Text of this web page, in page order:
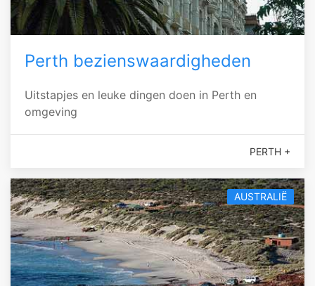
Perth bezienswaardigheden
Uitstapjes en leuke dingen doen in Perth en
omgeving
PERTH +
AUSTRALIË